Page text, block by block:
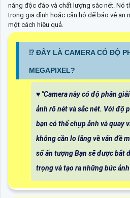
năng độc đáo và chất lượng sắc nét. Nó
trong gia đình hoặc căn hộ để bảo vệ an
một cách hiệu quả.
⁉️ ĐÂY LÀ CAMERA CÓ ĐỘ
MEGAPIXEL?
♥️ "Camera này có độ phân
ảnh rõ nét và sắc nét. Với độ
bạn có thể chụp ảnh và quay
không cần lo lắng về vấn đề
số ấn tượng Bạn sẽ được bắt
trọng và tạo ra những bức